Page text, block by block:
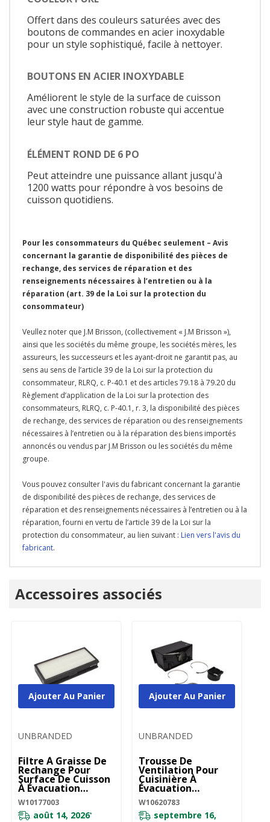
Offert dans des couleurs saturées avec des
boutons de commandes en acier inoxydable
pour un style sophistiqué, facile à nettoyer.
BOUTONS EN ACIER INOXYDABLE
Améliorent le style de la surface de cuisson
avec une construction robuste qui accentue
leur style haut de gamme.
ÉLÉMENT ROND DE 6 PO
Peut atteindre une puissance allant jusqu'à
1200 watts pour répondre à vos besoins de
cuisson quotidiens.
Pour les consommateurs du Québec seulement – Avis
concernant la garantie de disponibilité des pièces de
rechange, des services de réparation et des
renseignements nécessaires à l’entretien ou à la
réparation (art. 39 de la Loi sur la protection du
consommateur)
Veullez noter que J.M Brisson, (collectivement « J.M Brisson »),
ainsi que les sociétés du même groupe, les sociétés mères, les
assureurs, les successeurs et les ayant-droit ne garantit pas, au
sens au sens de l’article 39 de la Loi sur la protection du
consommateur, RLRQ, c. P-40.1 et des articles 79.18 à 79.20 du
Règlement d’application de la Loi sur la protection des
consommateurs, RLRQ, c. P-40.1, r. 3, la disponibilité des pièces
de rechange, des services de réparation ou des renseignements
nécessaires à l’entretien ou à la réparation des biens importés
annoncés ou vendus par J.M Brisson ou les sociétés du même
groupe.
Vous pouvez consulter l'avis du fabricant concernant la garantie
de disponibilité des pièces de rechange, des services de
réparation et des renseignements nécessaires à l’entretien ou à la
réparation, fourni en vertu de l’article 39 de la Loi sur la
protection du consommateur, au lien suivant : Lien vers l'avis du
fabricant.
Accessoires associés
UNBRANDED
Filtre À Graisse De
Rechange Pour
Surface De Cuisson
À Évacuation
Descendante Sans
Conduit W10177003
W10177003
août 14, 2026*
Ajouter Au Panier
UNBRANDED
Trousse De
Ventilation Pour
Cuisinière À
Évacuation
Descendante, Noire
W10620783
W10620783
septembre 16,
Ajouter Au Panier